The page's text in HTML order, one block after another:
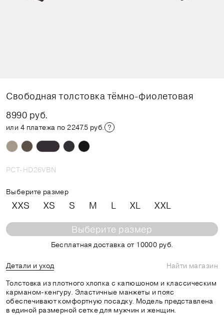
Свободная толстовка тёмно-фиолетовая
8990 руб.
или 4 платежа по 2247.5 руб.
PCT-HD26VBN
Выберите размер
XXS XS S M L XL XXL
Выберите размер
Бесплатная доставка от 10000 руб.
Детали и уход
Найти магазин
Толстовка из плотного хлопка с капюшоном и классическим
карманом-кенгуру. Эластичные манжеты и пояс
обеспечивают комфортную посадку. Модель представлена
в единой размерной сетке для мужчин и женщин.